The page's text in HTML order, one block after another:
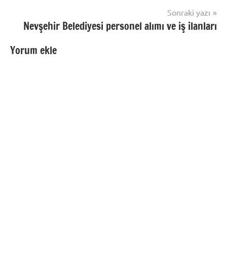
Sonraki yazı
Nevşehir Belediyesi personel alımı ve iş ilanları
Yorum ekle